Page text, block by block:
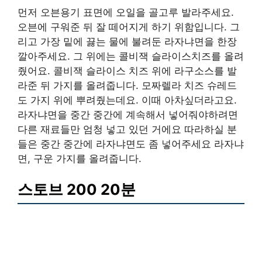
먼저 오븐용기 표면에 오일을 골고루 발라주세요.
오븐에 구워준 뒤 잘 떼어지게 하기 위함입니다. 그
리고 가장 밑에 끓는 물에 불려둔 라자냐면을 한장
깔아주세요. 그 위에는 콜비잭 슬라이스치즈를 올려
줬어요. 콜비잭 슬라이스 치즈 위에 라구소스를 발
라준 뒤 가지를 올려줍니다. 모짜렐라 치즈 슈레드
도 가지 위에 뿌려줬는데요. 이때 아차싶더라고요.
라자냐면을 중간 중간에 계속해서 넣어줘야하려면
다른 재료들만 엄청 넣고 있던 거에요 따라하실 분
들은 중간 중간에 라자냐면도 좀 넣어주세요 라자냐
면, 구운 가지를 올려줍니다.
스토브 200 20분